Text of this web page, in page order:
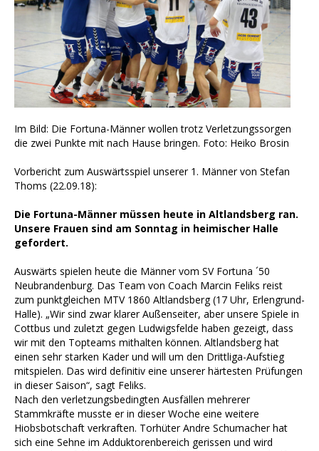
Im Bild: Die Fortuna-Männer wollen trotz Verletzungssorgen
die zwei Punkte mit nach Hause bringen. Foto: Heiko Brosin
Vorbericht zum Auswärtsspiel unserer 1. Männer von Stefan
Thoms (22.09.18):
Die Fortuna-Männer müssen heute in Altlandsberg ran.
Unsere Frauen sind am Sonntag in heimischer Halle
gefordert.
Auswärts spielen heute die Männer vom SV Fortuna ´50
Neubrandenburg. Das Team von Coach Marcin Feliks reist
zum punktgleichen MTV 1860 Altlandsberg(17 Uhr, Erlengrund-
Halle). „Wir sind zwar klarer Außenseiter, aber unsere Spiele in
Cottbus und zuletzt gegen Ludwigsfelde haben gezeigt, dass
wir mit den Topteams mithalten können. Altlandsberg hat
einen sehr starken Kader und will um den Drittliga-Aufstieg
mitspielen. Das wird definitiv eine unserer härtesten Prüfungen
in dieser Saison“, sagt Feliks.
Nach den verletzungsbedingten Ausfällen mehrerer
Stammkräfte musste er in dieser Woche eine weitere
Hiobsbotschaft verkraften. Torhüter Andre Schumacher hat
sich eine Sehne im Adduktorenbereich gerissen und wird